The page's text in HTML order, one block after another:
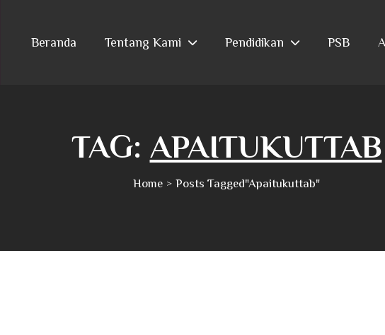
Beranda Tentang Kami Pendidikan PSB
TAG: APAITUKUTTAB
Home Posts Tagged"apaitukuttab"